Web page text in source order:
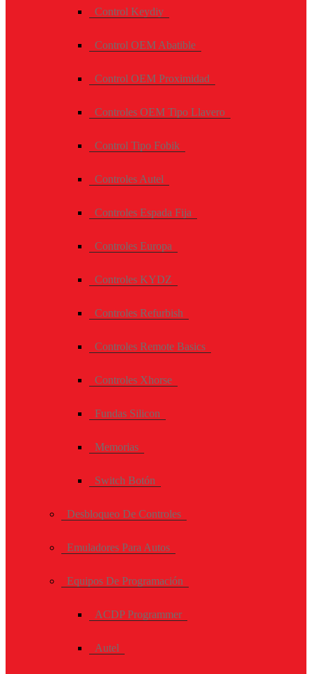
Control Keydiy
Control OEM Abatible
Control OEM Proximidad
Controles OEM Tipo Llavero
Control Tipo Fobik
Controles Autel
Controles Espada Fija
Controles Europa
Controles KYDZ
Controles Refurbish
Controles Remote Basics
Controles Xhorse
Fundas Silicon
Memorias
Switch Botón
Desbloqueo De Controles
Emuladores Para Autos
Equipos De Programación
ACDP Programmer
Autel